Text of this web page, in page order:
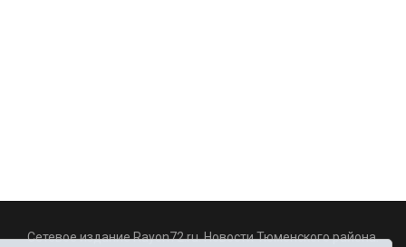
Сетевое издание Rayon72.ru. Новости Тюменского района.